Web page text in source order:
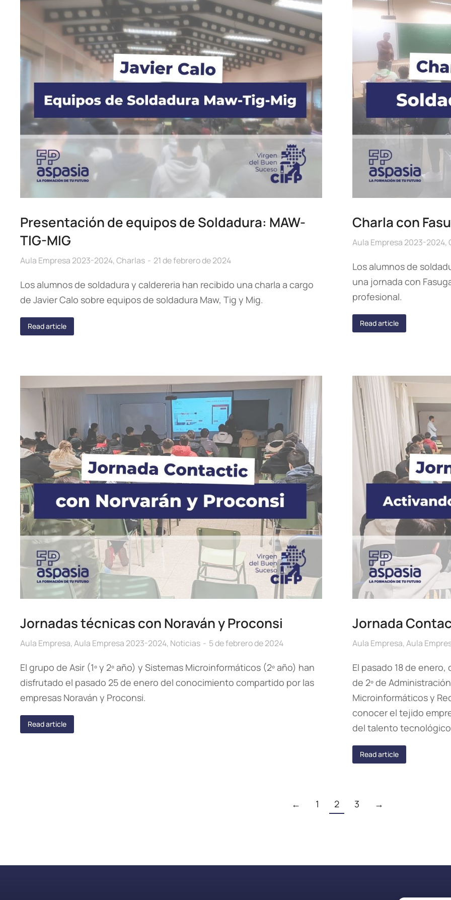
Presentación de equipos de Soldadura: MAW-
TIG-MIG
Aula Empresa 2023-2024,Charlas 21 de febrero de 2024
Los alumnos de soldadura y caldereria han recibido una charla a cargo
de Javier Calo sobre equipos de soldadura Maw, Tig y Mig.
Read article
Charla con
Aula Empresa 2023-2024,
Los alumnos de
una jornada con
profesional.
Read article
Jornadas técnicas con Noraván y Proconsi
Aula Empresa,Aula Empresa 2023-2024, Noticias 5 de febrero de 2024
El grupo de Asir (1º y 2º año) y Sistemas Microinformáticos (2º año) han
disfrutado el pasado 25 de enero del conocimiento compartido por las
empresas Noraván y Proconsi.
Read article
Jornada
Aula Empresa,Aula
El pasado 18 de
de 2º de
Microinformáticos y
conocer el tejido
del talento
Read article
← 1 2 3 →